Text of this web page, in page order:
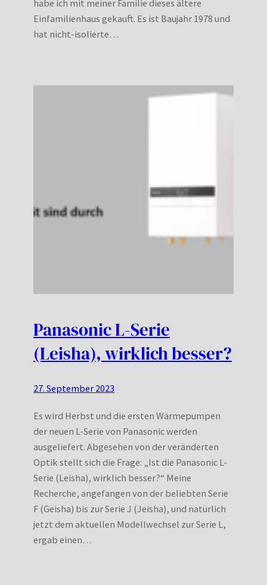
habe ich mit meiner Familie dieses ältere
Einfamilienhaus gekauft. Es ist Baujahr 1978 und
hat nicht-isolierte…
Panasonic L-Serie
(Leisha), wirklich besser?
27. September 2023
Es wird Herbst und die ersten Wärmepumpen
der neuen L-Serie von Panasonic werden
ausgeliefert. Abgesehen von der veränderten
Optik stellt sich die Frage: „Ist die Panasonic L-
Serie (Leisha), wirklich besser?“ Meine
Recherche, angefangen von der beliebten Serie
F (Geisha) bis zur Serie J (Jeisha), und natürlich
jetzt dem aktuellen Modellwechsel zur Serie L,
ergab einen…